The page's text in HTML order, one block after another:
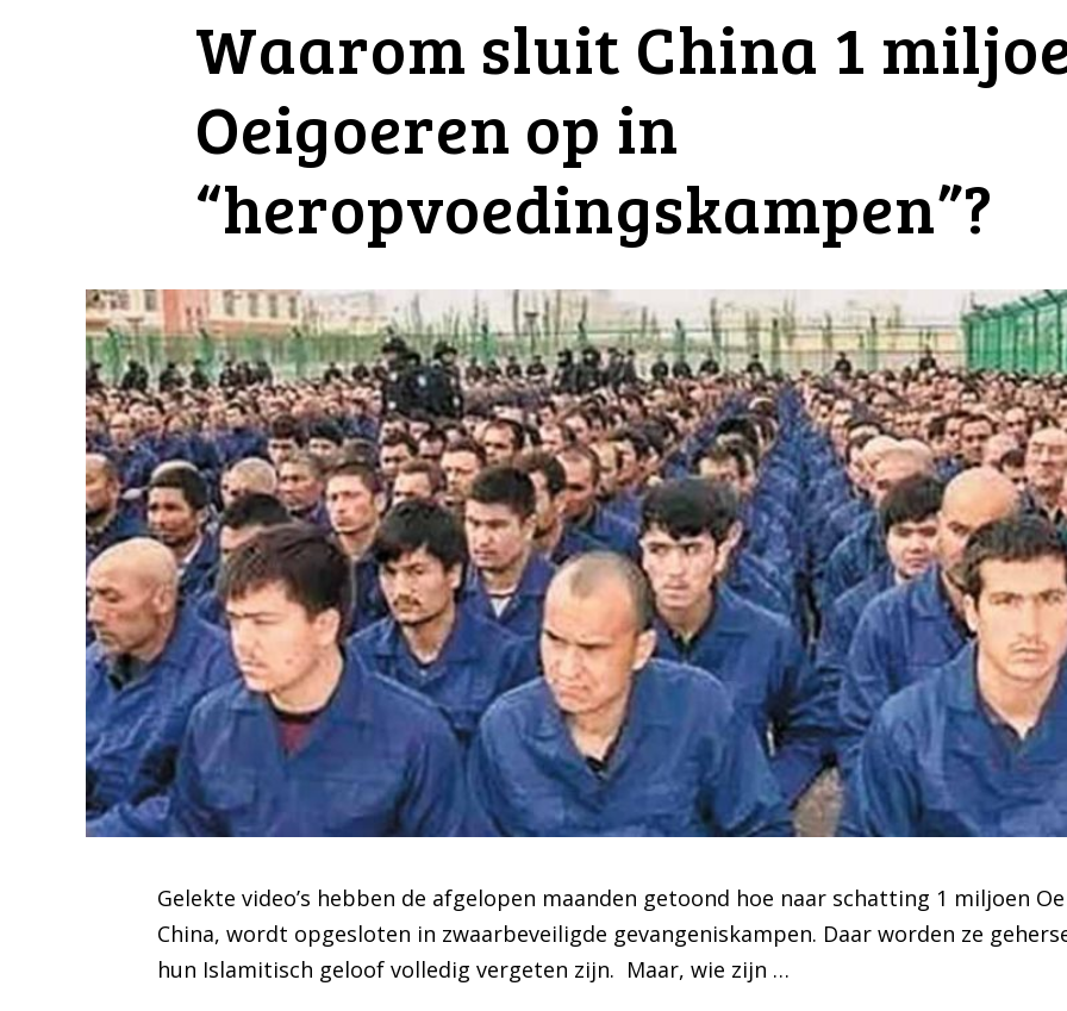
Waarom sluit China 1
Oeigoeren op in
“heropvoedingskampen”?
Gelekte video’s hebben de afgelopen maanden getoond hoe naar schatting 1 miljoen
China, wordt opgesloten in zwaarbeveiligde gevangeniskampen. Daar worden ze
hun Islamitisch geloof volledig vergeten zijn. Maar, wie zijn …